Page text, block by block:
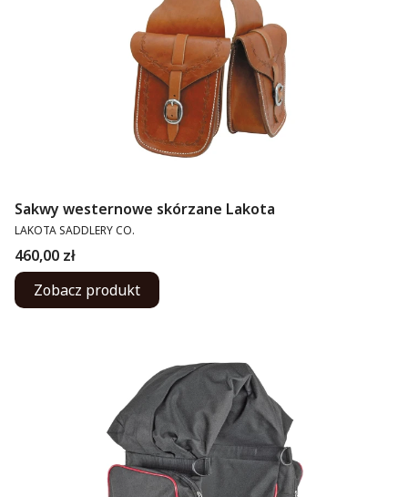
Sakwy westernowe skórzane Lakota
PRODUCENT
LAKOTA SADDLERY CO.
Cena
460,00 zł
Zobacz produkt